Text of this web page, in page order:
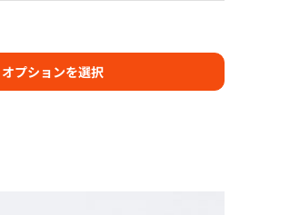
オプションを選択